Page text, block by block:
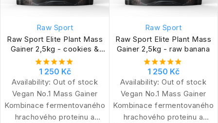
Raw Sport
Raw Sport Elite Plant Mass
Gainer 2,5kg - cookies &
cream
1 250 Kč
Availability: Out of stock
Vegan No.1 Mass Gainer
Kombinace fermentovaného
hrachového proteinu a
Raw Sport
Raw Sport Elite Plant Mass
Gainer 2,5kg - raw banana
1 250 Kč
Availability: Out of stock
Vegan No.1 Mass Gainer
Kombinace fermentovaného
hrachového proteinu a